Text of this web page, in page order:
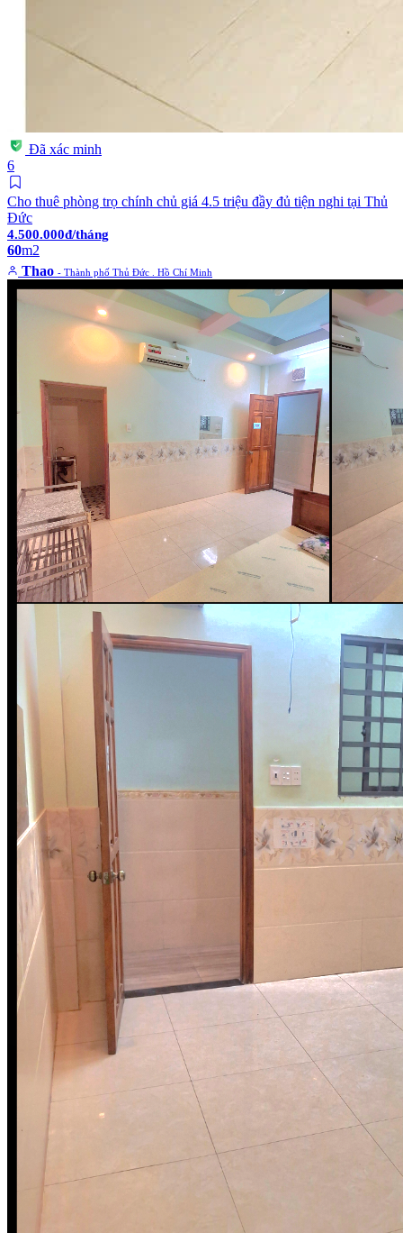
Đã xác minh
6
Cho thuê phòng trọ chính chủ giá 4.5 triệu đầy đủ tiện nghi tại Thủ
Đức
4.500.000đ/tháng
60m2
Thao - Thành phố Thủ Đức . Hồ Chí Minh